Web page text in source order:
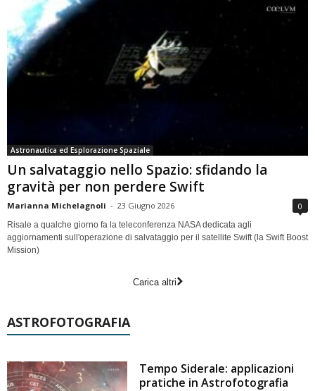
Astronautica ed Esplorazione Spaziale
Un salvataggio nello Spazio: sfidando la
gravità per non perdere Swift
Marianna Michelagnoli - 23 Giugno 2026 0
Risale a qualche giorno fa la teleconferenza NASA dedicata agli
aggiornamenti sull'operazione di salvataggio per il satellite Swift (la Swift Boost
Mission)
Carica altri
ASTROFOTOGRAFIA
Tempo Siderale: applicazioni
pratiche in Astrofotografia